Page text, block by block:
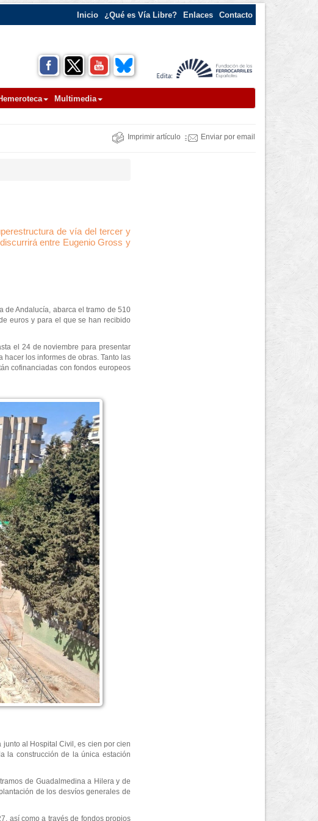
Inicio ¿Qué es Vía Libre? Enlaces Contacto
Multimedia
Imprimir artículo Enviar por email
de vía del tercer y
entre Eugenio Gross y
de Andalucía, abarca el tramo de 510
euros y para el que se han recibido
el 24 de noviembre para presentar
los informes de obras. Tanto las
cofinanciadas con fondos europeos
al Hospital Civil, es cien por cien
la construcción de la única estación
de Guadalmedina a Hilera y de
de los desvíos generales de
así como a través de fondos propios